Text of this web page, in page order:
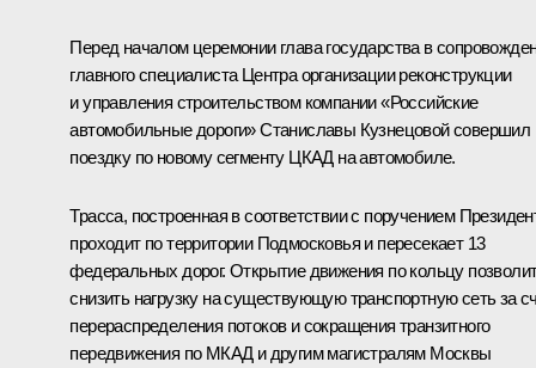
Перед началом церемонии глава государства в
главного специалиста Центра организации реконструкции
и управления строительством компании «Российские
автомобильные дороги» Станиславы Кузнецовой совершил
поездку по новому сегменту ЦКАД на автомобиле.
Трасса, построенная в соответствии с поручением
проходит по территории Подмосковья и пересекает 13
федеральных дорог. Открытие движения по кольцу
снизить нагрузку на существующую транспортную сеть за
перераспределения потоков и сокращения транзитного
передвижения по МКАД и другим магистралям Москвы